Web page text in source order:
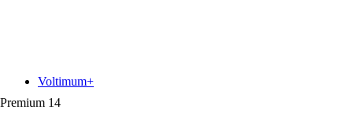
Premium 14
Voltimum+